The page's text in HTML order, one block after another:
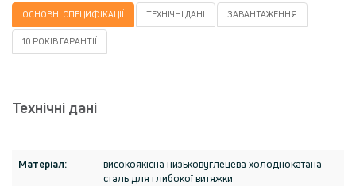
ОСНОВНІ СПЕЦИФІКАЦІЇ ТЕХНІЧНІ ДАНІ ЗАВАНТАЖЕННЯ
10 РОКІВ ГАРАНТІЇ
Технічні дані
Матеріал:
високоякісна низьковуглецева холоднокатана
сталь для глибокої витяжки